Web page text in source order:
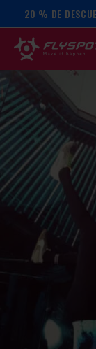
20 % DE
Página de inicio /